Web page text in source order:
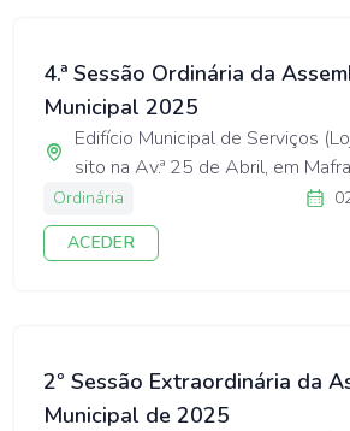
4.ª Sessão Ordinária da
Municipal 2025
Edifício Municipal de Serviços
sito na Av.ª 25 de Abril, em Mafra
Ordinária
ACEDER
2º Sessão Extraordinária da
Municipal de 2025